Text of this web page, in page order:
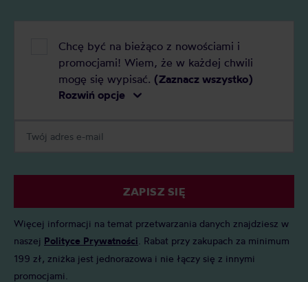
Chcę być na bieżąco z nowościami i
promocjami! Wiem, że w każdej chwili
mogę się wypisać. (Zaznacz wszystko)
Rozwiń opcje
ZAPISZ SIĘ
Więcej informacji na temat przetwarzania danych znajdziesz w
naszej Polityce Prywatności . Rabat przy zakupach za minimum
199 zł, zniżka jest jednorazowa i nie łączy się z innymi
promocjami.